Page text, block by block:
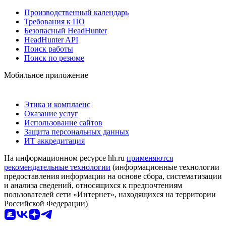
Производственный календарь
Требования к ПО
Безопасный HeadHunter
HeadHunter API
Поиск работы
Поиск по резюме
Мобильное приложение
Этика и комплаенс
Оказание услуг
Использование сайтов
Защита персональных данных
ИТ аккредитация
На информационном ресурсе hh.ru применяются
рекомендательные технологии (информационные технологии
предоставления информации на основе сбора, систематизации
и анализа сведений, относящихся к предпочтениям
пользователей сети «Интернет», находящихся на территории
Российской Федерации)